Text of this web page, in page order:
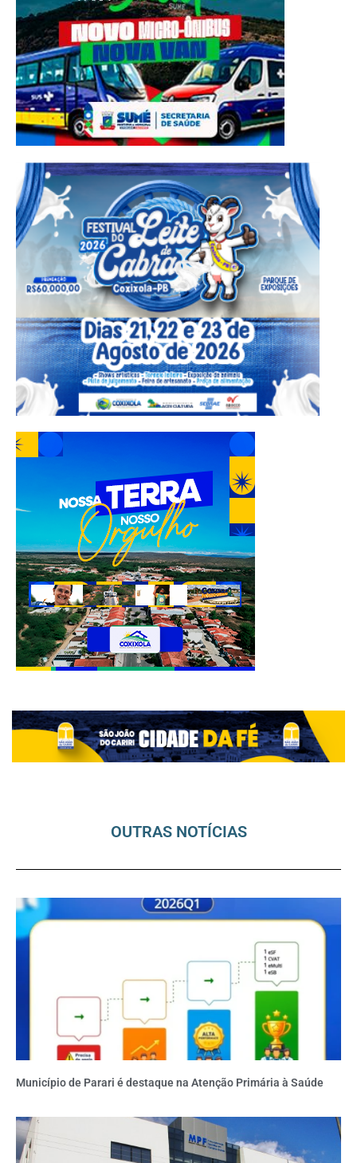
OUTRAS NOTÍCIAS
Município de Parari é destaque na Atenção Primária à Saúde